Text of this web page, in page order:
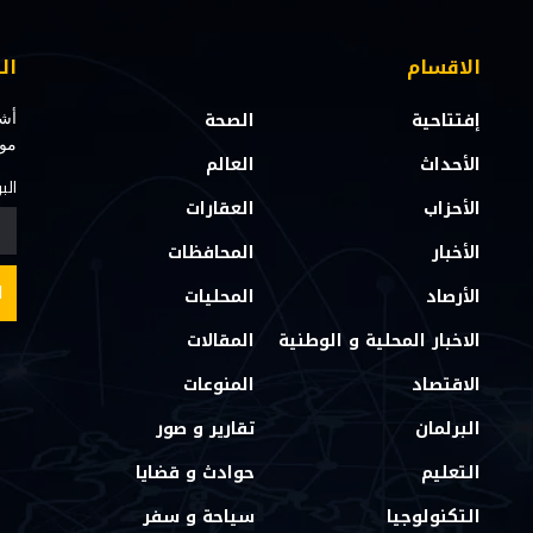
الاقسام
إفتتاحية
الأحداث
الأحزاب
الأخبار
الأرصاد
الاخبار المحلية و الوطنية
الاقتصاد
البرلمان
التعليم
التكنولوجيا
الصحة
العالم
العقارات
المحافظات
المحليات
المقالات
المنوعات
تقارير و صور
حوادث و قضايا
سياحة و سفر